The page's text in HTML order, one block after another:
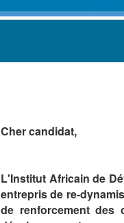
Cher candidat,
L'Institut Africain de
entrepris de re-
de renforcement des